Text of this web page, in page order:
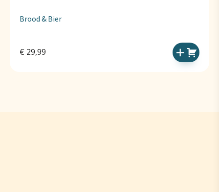
Brood & Bier
€ 29,99